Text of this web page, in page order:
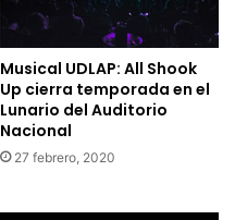
Musical UDLAP: All Shook
Up cierra temporada en el
Lunario del Auditorio
Nacional
27 febrero, 2020